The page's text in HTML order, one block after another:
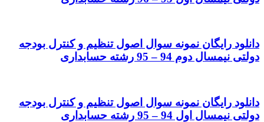
دانلود رایگان نمونه سوال اصول تنظیم و کنترل بودجه
دولتی نیمسال دوم 94 – 95 رشته حسابداری
دانلود رایگان نمونه سوال اصول تنظیم و کنترل بودجه
دولتی نیمسال اول 94 – 95 رشته حسابداری